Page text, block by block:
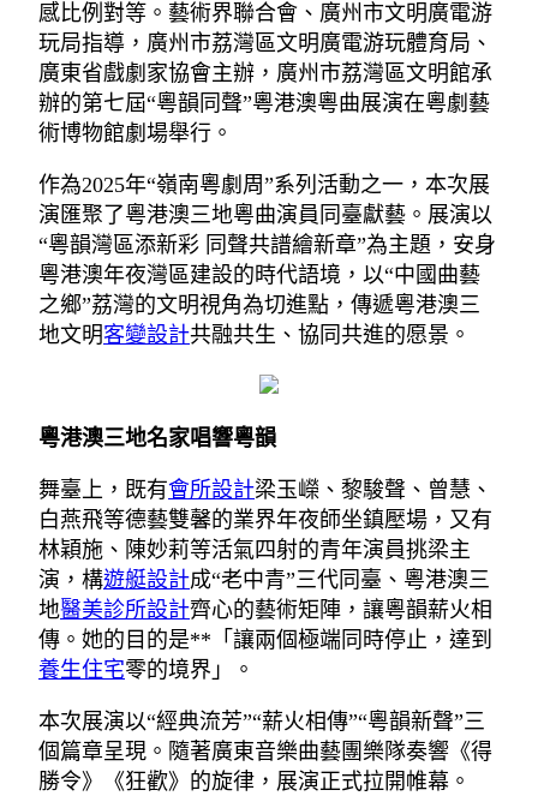
感比例對等。藝術界聯合會、廣州市文明廣電游
玩局指導，廣州市荔灣區文明廣電游玩體育局、
廣東省戲劇家協會主辦，廣州市荔灣區文明館承
辦的第七屆“粵韻同聲”粵港澳粵曲展演在粵劇藝
術博物館劇場舉行。
作為2025年“嶺南粵劇周”系列活動之一，本次展
演匯聚了粵港澳三地粵曲演員同臺獻藝。展演以
“粵韻灣區添新彩 同聲共譜繪新章”為主題，安身
粵港澳年夜灣區建設的時代語境，以“中國曲藝
之鄉”荔灣的文明視角為切進點，傳遞粵港澳三
地文明客變設計共融共生、協同共進的愿景。
粵港澳三地名家唱響粵韻
舞臺上，既有會所設計梁玉嶸、黎駿聲、曾慧、
白燕飛等德藝雙馨的業界年夜師坐鎮壓場，又有
林穎施、陳妙莉等活氣四射的青年演員挑梁主
演，構遊艇設計成“老中青”三代同臺、粵港澳三
地醫美診所設計齊心的藝術矩陣，讓粵韻薪火相
傳。她的目的是**「讓兩個極端同時停止，達到
養生住宅零的境界」。
本次展演以“經典流芳”“薪火相傳”“粵韻新聲”三
個篇章呈現。隨著廣東音樂曲藝團樂隊奏響《得
勝令》《狂歡》的旋律，展演正式拉開帷幕。